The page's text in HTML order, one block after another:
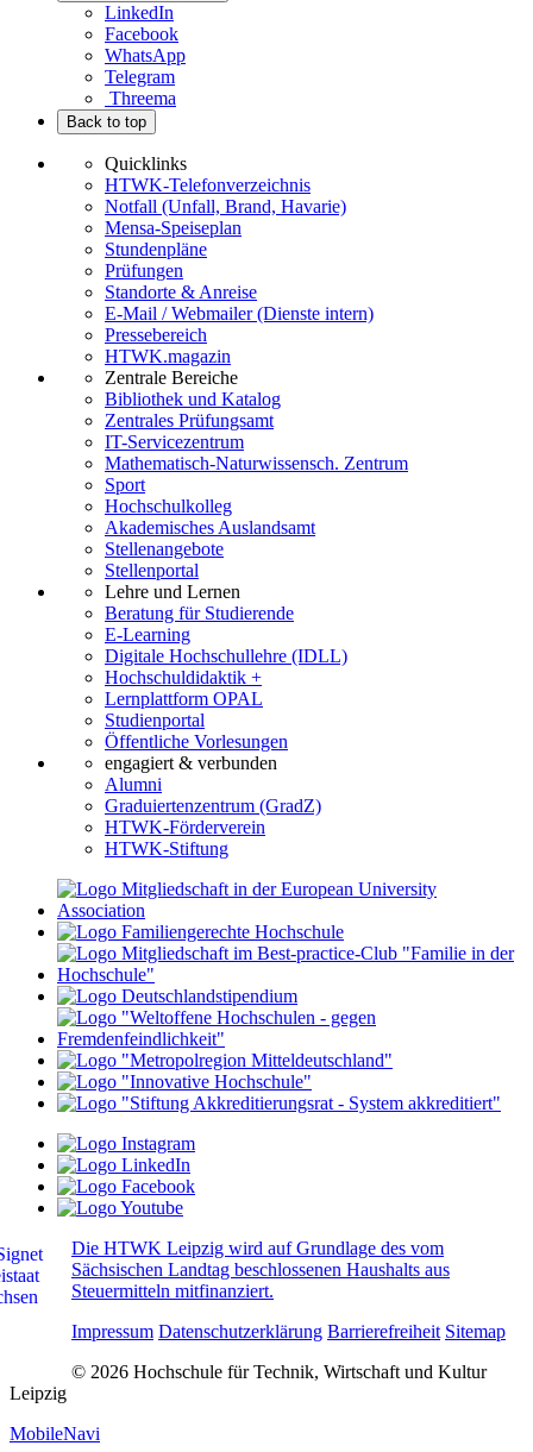
LinkedIn
Facebook
WhatsApp
Telegram
Threema
Back to top
Quicklinks
HTWK-Telefonverzeichnis
Notfall (Unfall, Brand, Havarie)
Mensa-Speiseplan
Stundenpläne
Prüfungen
Standorte & Anreise
E-Mail / Webmailer (Dienste intern)
Pressebereich
HTWK.magazin
Zentrale Bereiche
Bibliothek und Katalog
Zentrales Prüfungsamt
IT-Servicezentrum
Mathematisch-Naturwissensch. Zentrum
Sport
Hochschulkolleg
Akademisches Auslandsamt
Stellenangebote
Stellenportal
Lehre und Lernen
Beratung für Studierende
E-Learning
Digitale Hochschullehre (IDLL)
Hochschuldidaktik +
Lernplattform OPAL
Studienportal
Öffentliche Vorlesungen
engagiert & verbunden
Alumni
Graduiertenzentrum (GradZ)
HTWK-Förderverein
HTWK-Stiftung
Die HTWK Leipzig wird auf Grundlage des vom
Sächsischen Landtag beschlossenen Haushalts aus
Steuermitteln mitfinanziert.
Impressum Datenschutzerklärung Barrierefreiheit Sitemap
© 2026 Hochschule für Technik, Wirtschaft und Kultur
Leipzig
MobileNavi